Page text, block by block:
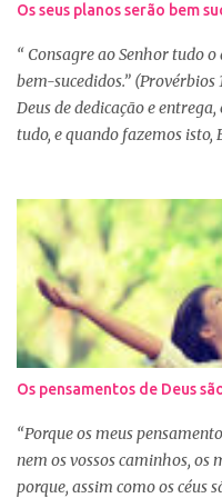
vários capítulos por dia,
primeiro de janeiro, mas
e também com a dificuldade
Os seus planos serão bem
“ Consagre ao Senhor tudo o
bem-sucedidos.”
Deus de dedicação e
tudo, e quando fazemos isto,
agirmos dessa forma
sucedido? Para o mundo é
trabalho de suas próprias
para aquele que consagra
consagramos nossa vida e
aguardando a Sua resposta
nosso coração desejava, mas
sabemos que Deus é
tudo a Deus e fazer a Sua
certo. Logo pela manhã,
Os pensamentos de Deus
“Porque os meus
nem os vossos caminhos, os
porque, assim como os céus